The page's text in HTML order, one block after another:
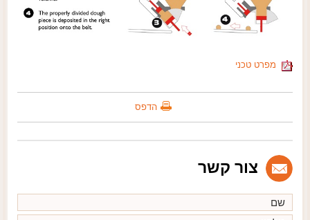
מפרט טכני
הדפס
צור קשר